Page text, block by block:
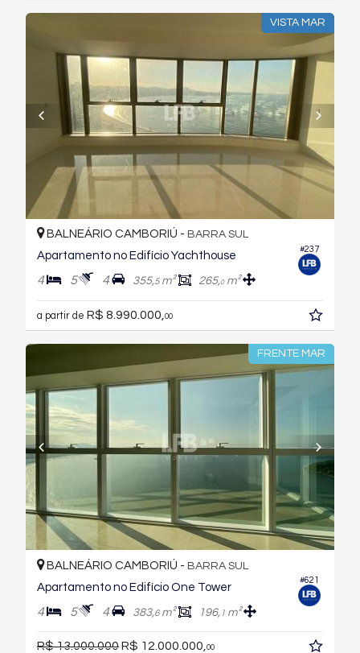
VISTA MAR
#237
BALNEÁRIO CAMBORIÚ - BARRA SUL
Apartamento no Edifício Yachthouse
4 5 4 355,5m² 265,0m²
a partir de R$ 8.990.000, 00
FRENTE MAR
#621
BALNEÁRIO CAMBORIÚ - BARRA SUL
Apartamento no Edifício One Tower
4 5 4 383,6m² 196, 1 m²
R$ 13.000.000R$ 12.000.000, 00